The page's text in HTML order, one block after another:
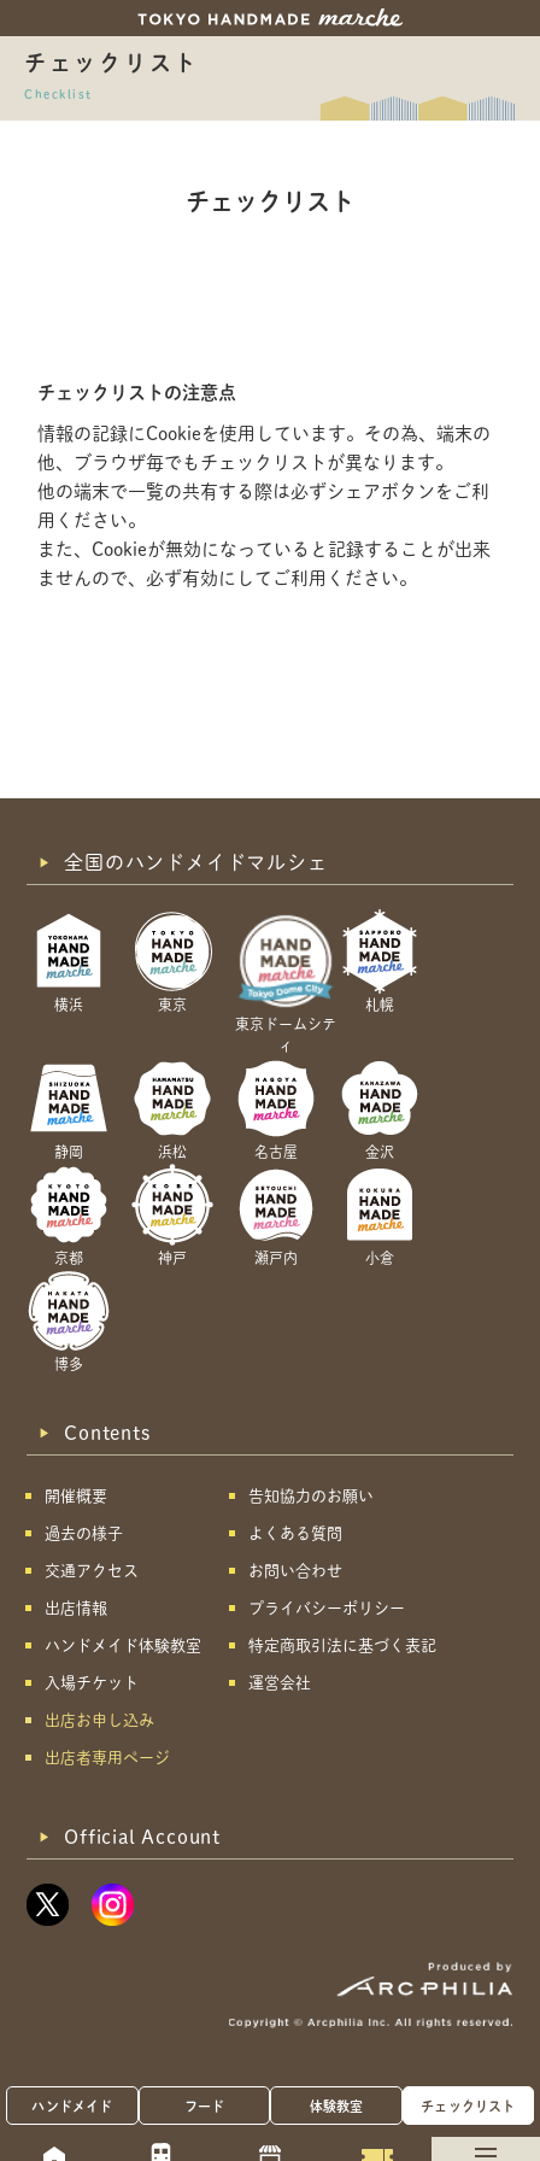
ハンドメイド フード 体験教室 チェックリスト
チェックリスト
Checklist
チェックリスト
チェックリストの注意点
情報の記録にCookieを使用しています。その為、端末の
他、ブラウザ毎でもチェックリストが異なります。
他の端末で一覧の共有する際は必ずシェアボタンをご利
用ください。
また、Cookieが無効になっていると記録することが出来
ませんので、必ず有効にしてご利用ください。
共有方法を選択
全国のハンドメイドマルシェ
横浜
東京
東京ドームシテ
ィ
札幌
静岡 浜松 名古屋 金沢
京都 神戸 瀬戸内 小倉
博多
Contents
開催概要
過去の様子
交通アクセス
出店情報
ハンドメイド体験教室
入場チケット
出店お申し込み
出店者専用ページ
告知協力のお願い
よくある質問
お問い合わせ
プライバシーポリシー
特定商取引法に基づく表記
運営会社
Official Account